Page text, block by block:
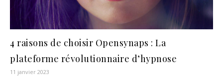
4 raisons de choisir Opensynaps : La
plateforme révolutionnaire d’hypnose
11 janvier 2023